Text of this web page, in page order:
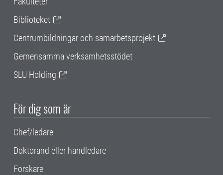
Biblioteket
Centrumbildningar och samarbetsprojekt
Gemensamma verksamhetsstödet
SLU Holding
För dig som är
Chef/ledare
Doktorand eller handledare
Forskare